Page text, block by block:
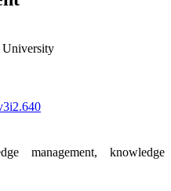
management, knowledge